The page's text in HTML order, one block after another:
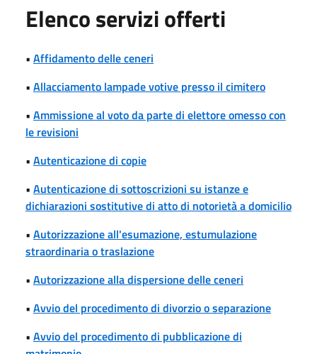
Elenco servizi offerti
• Affidamento delle ceneri
• Allacciamento lampade votive presso il cimitero
• Ammissione al voto da parte di elettore omesso con
le revisioni
• Autenticazione di copie
• Autenticazione di sottoscrizioni su istanze e
dichiarazioni sostitutive di atto di notorietà a domicilio
• Autorizzazione all'esumazione, estumulazione
straordinaria o traslazione
• Autorizzazione alla dispersione delle ceneri
• Avvio del procedimento di divorzio o separazione
• Avvio del procedimento di pubblicazione di